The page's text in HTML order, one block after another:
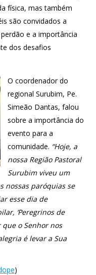
física, mas também
são convidados a
e a importância
dos desafios
O coordenador do
regional Surubim, Pe.
Simeão Dantas, falou
sobre a importância do
evento para a
comunidade. “Hoje, a
nossa Região Pastoral
Surubim viveu um
nossas paróquias se
esse dia de
‘Peregrinos de
que o Senhor nos
é levar a Sua
)